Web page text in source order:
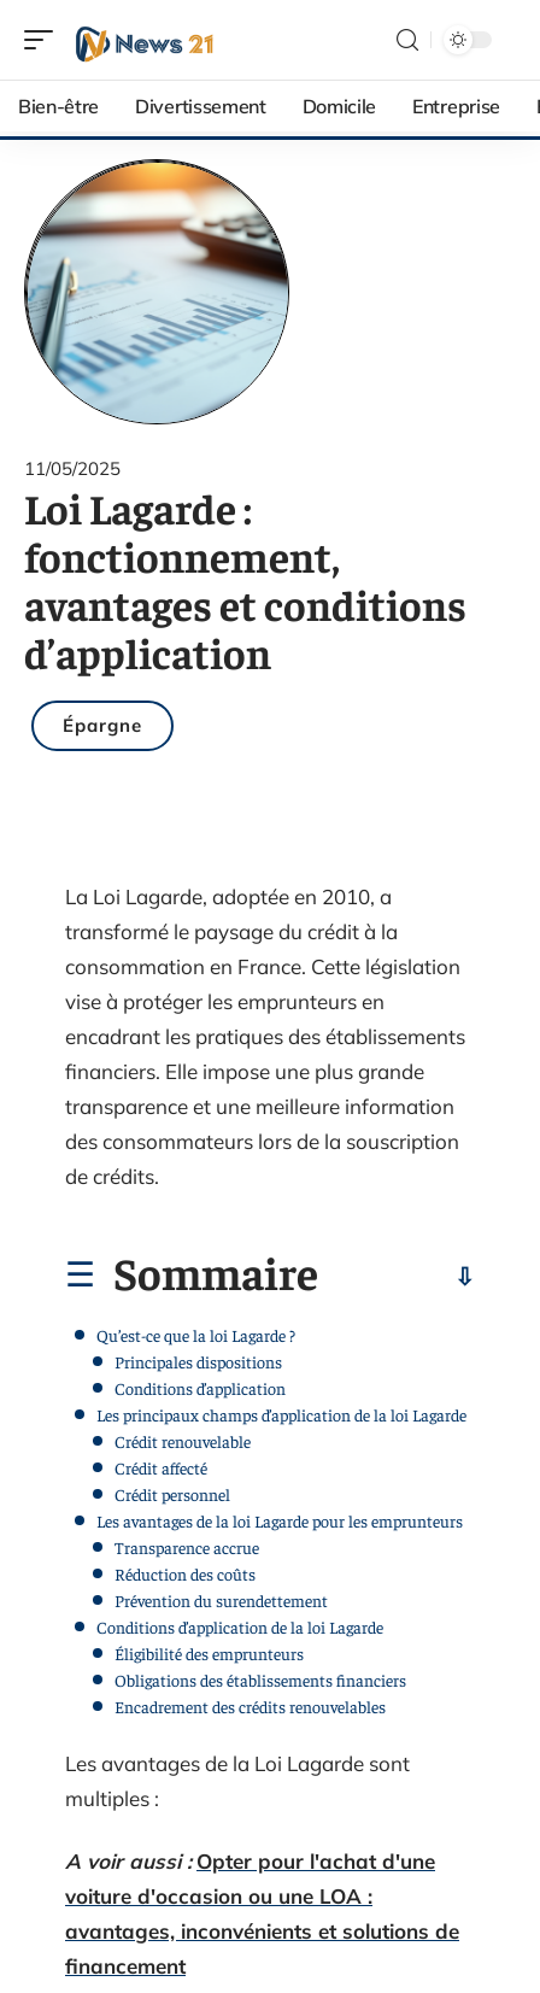
Bien-être Divertissement Domicile Entreprise
11/05/2025
Loi Lagarde :
fonctionnement,
avantages et conditions
d’application
Épargne
La Loi Lagarde, adoptée en 2010, a
transformé le paysage du crédit à la
consommation en France. Cette législation
vise à protéger les emprunteurs en
encadrant les pratiques des établissements
financiers. Elle impose une plus grande
transparence et une meilleure information
des consommateurs lors de la souscription
de crédits.
Sommaire
Qu’est-ce que la loi Lagarde ?
Principales dispositions
Conditions d’application
Les principaux champs d’application de la loi Lagarde
Crédit renouvelable
Crédit affecté
Crédit personnel
Les avantages de la loi Lagarde pour les emprunteurs
Transparence accrue
Réduction des coûts
Prévention du surendettement
Conditions d’application de la loi Lagarde
Éligibilité des emprunteurs
Obligations des établissements financiers
Encadrement des crédits renouvelables
Les avantages de la Loi Lagarde sont
multiples :
A voir aussi : Opter pour l'achat d'une
voiture d'occasion ou une LOA :
avantages, inconvénients et solutions de
financement